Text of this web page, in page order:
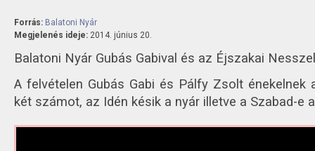
Forrás: Balatoni Nyár
Megjelenés ideje: 2014. június 20.
Balatoni Nyár Gubás Gabival és az Éjszakai
A felvételen Gubás Gabi és Pálfy Zsolt énekelnek
két számot, az Idén késik a nyár illetve a Szabad-e